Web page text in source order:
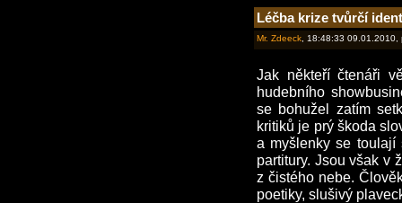
Léčba krize tvůrčí
Mr. Zdeeck , 18:48:33
Jak někteří čtenáři
hudebního
se bohužel zatím
kritiků je prý škoda
a myšlenky se toulají
partitury. Jsou však v
z čistého nebe.
poetiky, slušivý